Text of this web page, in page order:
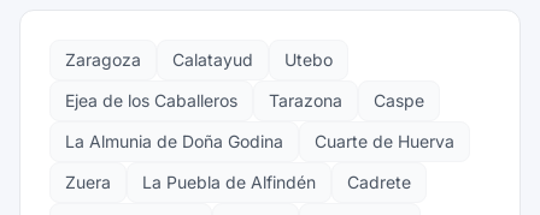
Zaragoza Calatayud
Utebo
Ejea de los Caballeros
Tarazona
Caspe
La Almunia de Doña Godina
Cuarte de Huerva
Zuera
La Puebla de Alfindén
Cadrete